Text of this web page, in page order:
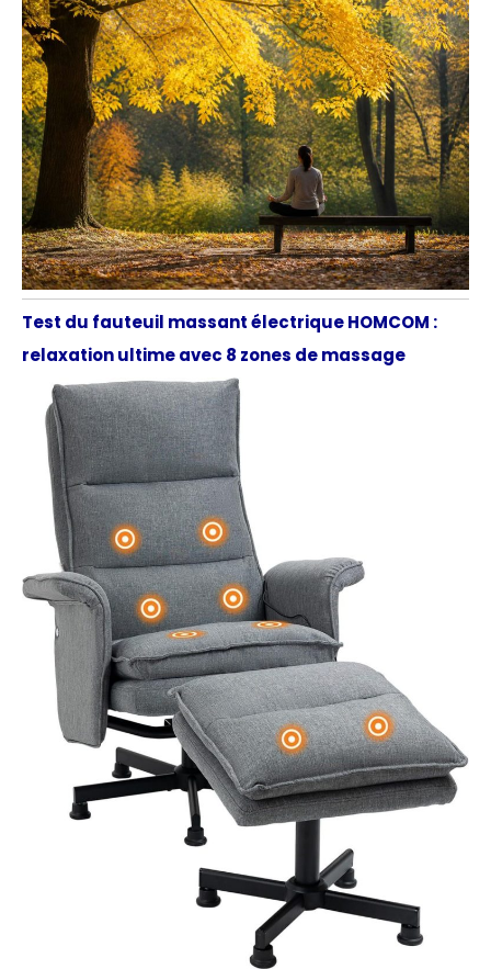
Test du fauteuil massant électrique HOMCOM :
relaxation ultime avec 8 zones de massage